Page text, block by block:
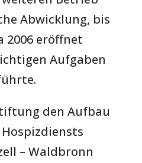
Abwicklung, bis
2006 eröffnet
Aufgaben
den Aufbau
– Waldbronn